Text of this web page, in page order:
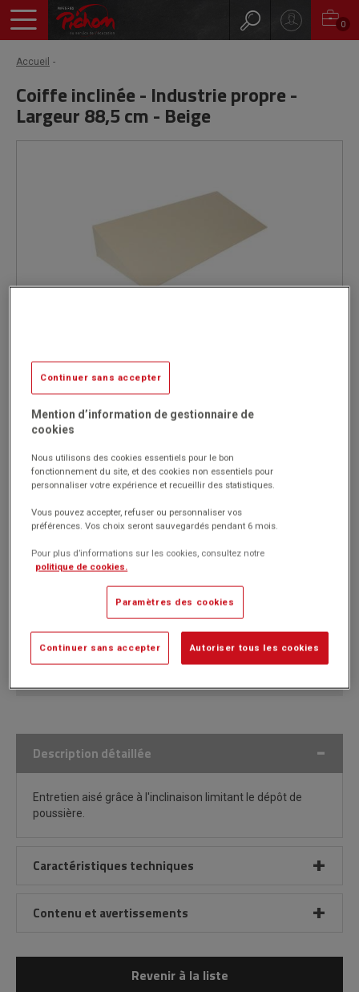
0
Accueil
Coiffe inclinée - Industrie propre -
Largeur 88,5 cm - Beige
Livré par notre fournisseur
Code EAN : 3665867049196
(Produit ni repris, ni échangé)
Coiffe inclinée pour vestiaire 1 à 4 colonnes.
Évite l'encombrement et la chute d'objets.
Positionnement au-dessus du vestiaire.
Marque : Manutan Expert
72.90€HT
(87.48€TTC)
Dont 0.75€ d'éco-participation
Description détaillée
Entretien aisé grâce à l'inclinaison limitant le dépôt de
poussière.
Caractéristiques techniques
Contenu et avertissements
Revenir à la liste
Continuer sans accepter
Mention d’information de gestionnaire de
cookies
Nous utilisons des cookies essentiels pour le bon
fonctionnement du site, et des cookies non essentiels pour
personnaliser votre expérience et recueillir des statistiques.
Vous pouvez accepter, refuser ou personnaliser vos
préférences. Vos choix seront sauvegardés pendant 6 mois.
Pour plus d’informations sur les cookies, consultez notre
politique de cookies.
Paramètres des cookies
Continuer sans accepter Autoriser tous les cookies